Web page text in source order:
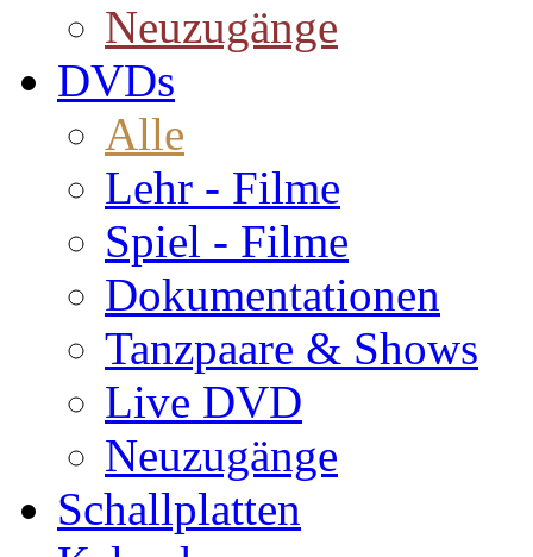
Neuzugänge
DVDs
Alle
Lehr - Filme
Spiel - Filme
Dokumentationen
Tanzpaare & Shows
Live DVD
Neuzugänge
Schallplatten